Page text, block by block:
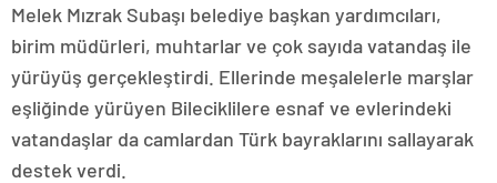
Melek Mızrak Subaşı belediye başkan yardımcıları,
birim müdürleri, muhtarlar ve çok sayıda vatandaş ile
yürüyüş gerçekleştirdi. Ellerinde meşalelerle marşlar
eşliğinde yürüyen Bileciklilere esnaf ve evlerindeki
vatandaşlar da camlardan Türk bayraklarını sallayarak
destek verdi.